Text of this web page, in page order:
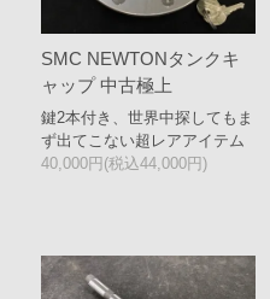
SMC NEWTONタンクキ
ャップ 中古極上
鍵2本付き、世界中探してもま
ず出てこない超レアアイテム
40,000円(税込44,000円)